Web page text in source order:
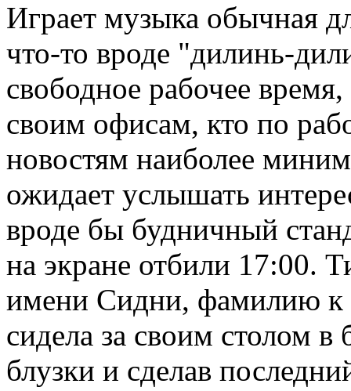
Играет музыка обычная
что-то вроде "дилинь-
свободное рабочее время,
своим офисам, кто по
новостям наиболее
ожидает услышать
вроде бы будничный
на экране отбили 17:00.
имени Сидни, фамилию к
сидела за своим столом
блузки и сделав